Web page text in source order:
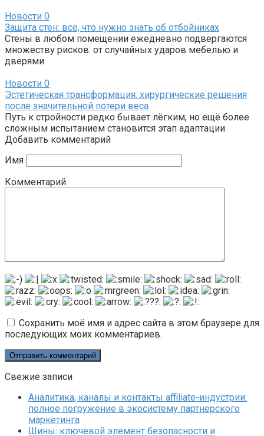
Новости 0
Защита стен: все, что нужно знать об отбойниках
Стены в любом помещении ежедневно подвергаются
множеству рисков: от случайных ударов мебелью и
дверями
Новости 0
Эстетическая трансформация: хирургические решения
после значительной потери веса
Путь к стройности редко бывает лёгким, но ещё более
сложным испытанием становится этап адаптации
Добавить комментарий
Имя
Комментарий
Сохранить моё имя и адрес сайта в этом браузере для
последующих моих комментариев.
Свежие записи
Аналитика, каналы и контакты affiliate-индустрии:
полное погружение в экосистему партнерского
маркетинга
Шины: ключевой элемент безопасности и